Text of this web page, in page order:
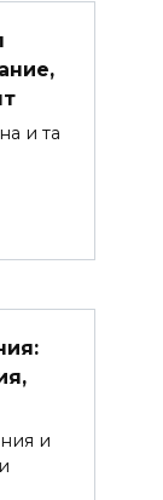
и та
и